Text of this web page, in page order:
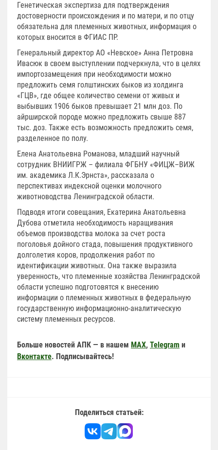
Генетическая экспертиза для подтверждения
достоверности происхождения и по матери, и по отцу
обязательна для племенных животных, информация о
которых вносится в ФГИАС ПР.
Генеральный директор АО «Невское» Анна Петровна
Ивасюк в своем выступлении подчеркнула, что в целях
импортозамещения при необходимости можно
предложить семя голштинских быков из холдинга
«ГЦВ», где общее количество семени от живых и
выбывших 1906 быков превышает 21 млн доз. По
айрширской породе можно предложить свыше 887
тыс. доз. Также есть возможность предложить семя,
разделенное по полу.
Елена Анатольевна Романова, младший научный
сотрудник ВНИИГРЖ – филиала ФГБНУ «ФИЦЖ–ВИЖ
им. академика Л.К.Эрнста», рассказала о
перспективах индексной оценки молочного
животноводства Ленинградской области.
Подводя итоги совещания, Екатерина Анатольевна
Дубова отметила необходимость наращивания
объемов производства молока за счет роста
поголовья дойного стада, повышения продуктивного
долголетия коров, продолжения работ по
идентификации животных. Она также выразила
уверенность, что племенные хозяйства Ленинградской
области успешно подготовятся к внесению
информации о племенных животных в федеральную
государственную информационно-аналитическую
систему племенных ресурсов.
Больше новостей АПК — в нашем MAX, Telegram и
Вконтакте. Подписывайтесь!
Поделиться статьей: